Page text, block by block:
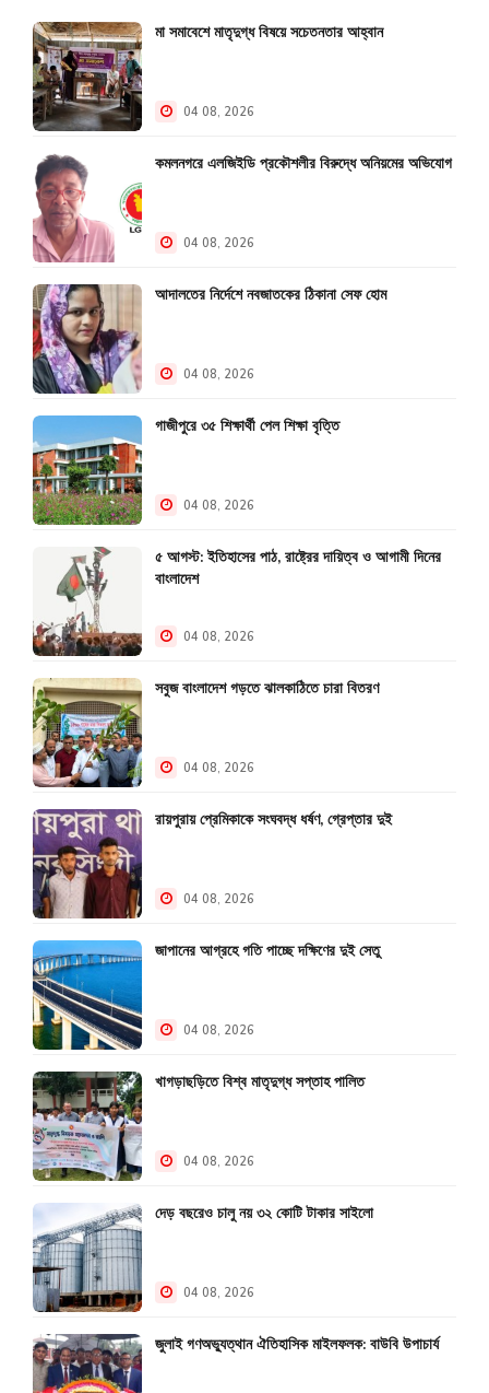
মা সমাবেশে মাতৃদুগ্ধ বিষয়ে সচেতনতার আহ্বান
04 08, 2026
কমলনগরে এলজিইডি প্রকৌশলীর বিরুদ্ধে অনিয়মের অভিযোগ
04 08, 2026
আদালতের নির্দেশে নবজাতকের ঠিকানা সেফ হোম
04 08, 2026
গাজীপুরে ৩৫ শিক্ষার্থী পেল শিক্ষা বৃত্তি
04 08, 2026
৫ আগস্ট: ইতিহাসের পাঠ, রাষ্ট্রের দায়িত্ব ও আগামী দিনের
বাংলাদেশ
04 08, 2026
সবুজ বাংলাদেশ গড়তে ঝালকাঠিতে চারা বিতরণ
04 08, 2026
রায়পুরায় প্রেমিকাকে সংঘবদ্ধ ধর্ষণ, গ্রেপ্তার দুই
04 08, 2026
জাপানের আগ্রহে গতি পাচ্ছে দক্ষিণের দুই সেতু
04 08, 2026
খাগড়াছড়িতে বিশ্ব মাতৃদুগ্ধ সপ্তাহ পালিত
04 08, 2026
দেড় বছরেও চালু নয় ৩২ কোটি টাকার সাইলো
04 08, 2026
জুলাই গণঅভ্যুত্থান ঐতিহাসিক মাইলফলক: বাউবি উপাচার্য